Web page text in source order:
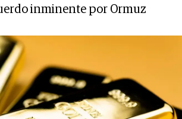
inminente por Ormuz